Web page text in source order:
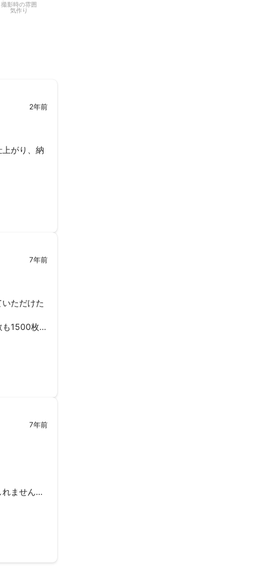
撮影時の雰囲
気作り
2年前
がり、納
7年前
ただけた
1500枚以
7年前
ません。